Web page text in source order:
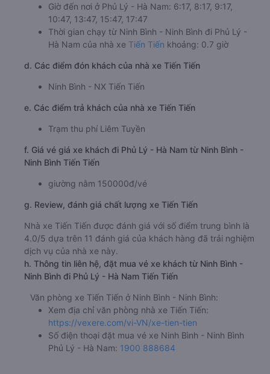
Giờ đến nơi ở Phủ Lý - Hà Nam: 6:17, 8:17, 9:17,
10:47, 13:47, 15:47, 17:47
Thời gian chạy từ Ninh Bình - Ninh Bình đi Phủ Lý -
Hà Nam của nhà xe Tiến Tiến khoảng: 0.7 giờ
d. Các điểm đón khách của nhà xe Tiến Tiến
Ninh Bình - NX Tiến Tiến
e. Các điểm trả khách của nhà xe Tiến Tiến
Trạm thu phí Liêm Tuyền
f. Giá vé giá xe khách đi Phủ Lý - Hà Nam từ Ninh Bình -
Ninh Bình Tiến Tiến
giường nằm 150000đ/vé
g. Review, đánh giá chất lượng xe Tiến Tiến
Nhà xe Tiến Tiến được đánh giá với số điểm trung bình là
4.0/5 dựa trên 11 đánh giá của khách hàng đã trải nghiệm
dịch vụ của nhà xe này.
h. Thông tin liên hệ, đặt mua vé xe khách từ Ninh Bình -
Ninh Bình đi Phủ Lý - Hà Nam Tiến Tiến
Văn phòng xe Tiến Tiến ở Ninh Bình - Ninh Bình:
Xem địa chỉ văn phòng nhà xe Tiến Tiến:
https://vexere.com/vi-VN/xe-tien-tien
Số điện thoại đặt mua vé xe Ninh Bình - Ninh Bình
Phủ Lý - Hà Nam: 1900 888684